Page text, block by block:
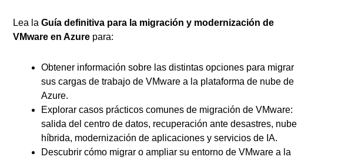
Lea la Guía definitiva para la migración y modernización de
VMware en Azure para:
Obtener información sobre las distintas opciones para migrar
sus cargas de trabajo de VMware a la plataforma de nube de
Azure.
Explorar casos prácticos comunes de migración de VMware:
salida del centro de datos, recuperación ante desastres, nube
híbrida, modernización de aplicaciones y servicios de IA.
Descubrir cómo migrar o ampliar su entorno de VMware a la